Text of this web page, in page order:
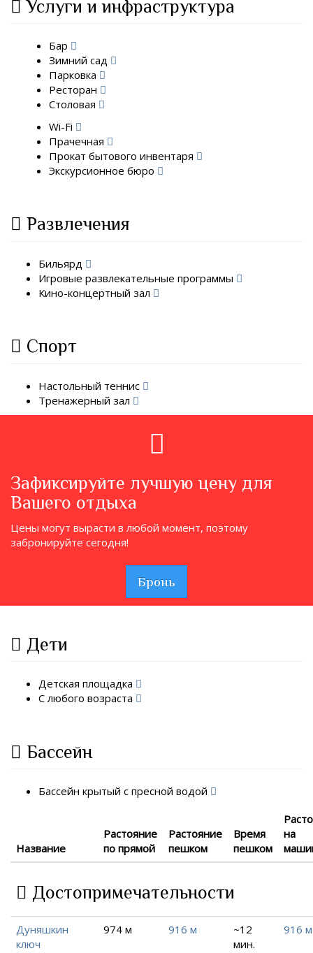
Услуги и инфраструктура
Бар
Зимний сад
Парковка
Ресторан
Столовая
Wi-Fi
Прачечная
Прокат бытового инвентаря
Экскурсионное бюро
Развлечения
Бильярд
Игровые развлекательные программы
Кино-концертный зал
Спорт
Настольный теннис
Тренажерный зал
Зафиксируйте лучшую цену для
Вашего отдыха
Цены могут вырасти в любой момент, поэтому
забронируйте сегодня!
Бронь
Дети
Детская площадка
С любого возраста
Бассейн
Бассейн крытый с пресной водой
Название
Растояние
по прямой
Растояние
пешком
Время
пешком
на
Достопримечательности
Дуняшкин
ключ
974 м 916 м
~12
мин.
916 м